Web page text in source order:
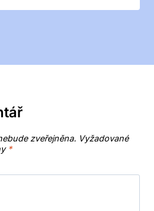
zveřejněna. Vyžadované
*